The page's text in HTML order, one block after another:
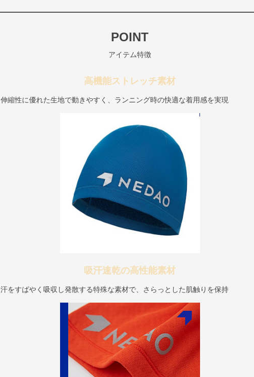
POINT
アイテム特徴
高機能ストレッチ素材
伸縮性に優れた生地で動きやすく、ランニング時の快適な着用感を実現
吸汗速乾の高性能素材
汗をすばやく吸収し発散する特殊な素材で、さらっとした肌触りを保持